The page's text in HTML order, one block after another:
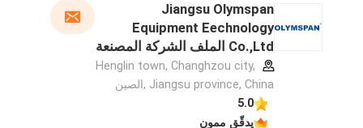
Jiangsu Olymspan
Equipment Eechnology
Co.,Ltd الملف الشركة المصنعة
Henglin town, Changhzou city,
Jiangsu province, China ,الصين
5.0
يدقّق ممون